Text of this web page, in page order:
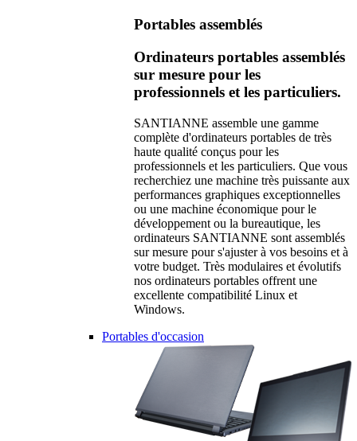
Portables assemblés
Ordinateurs portables assemblés
sur mesure pour les
professionnels et les particuliers.
SANTIANNE assemble une gamme
complète d'ordinateurs portables de très
haute qualité conçus pour les
professionnels et les particuliers. Que vous
recherchiez une machine très puissante aux
performances graphiques exceptionnelles
ou une machine économique pour le
développement ou la bureautique, les
ordinateurs SANTIANNE sont assemblés
sur mesure pour s'ajuster à vos besoins et à
votre budget. Très modulaires et évolutifs
nos ordinateurs portables offrent une
excellente compatibilité Linux et
Windows.
Portables d'occasion